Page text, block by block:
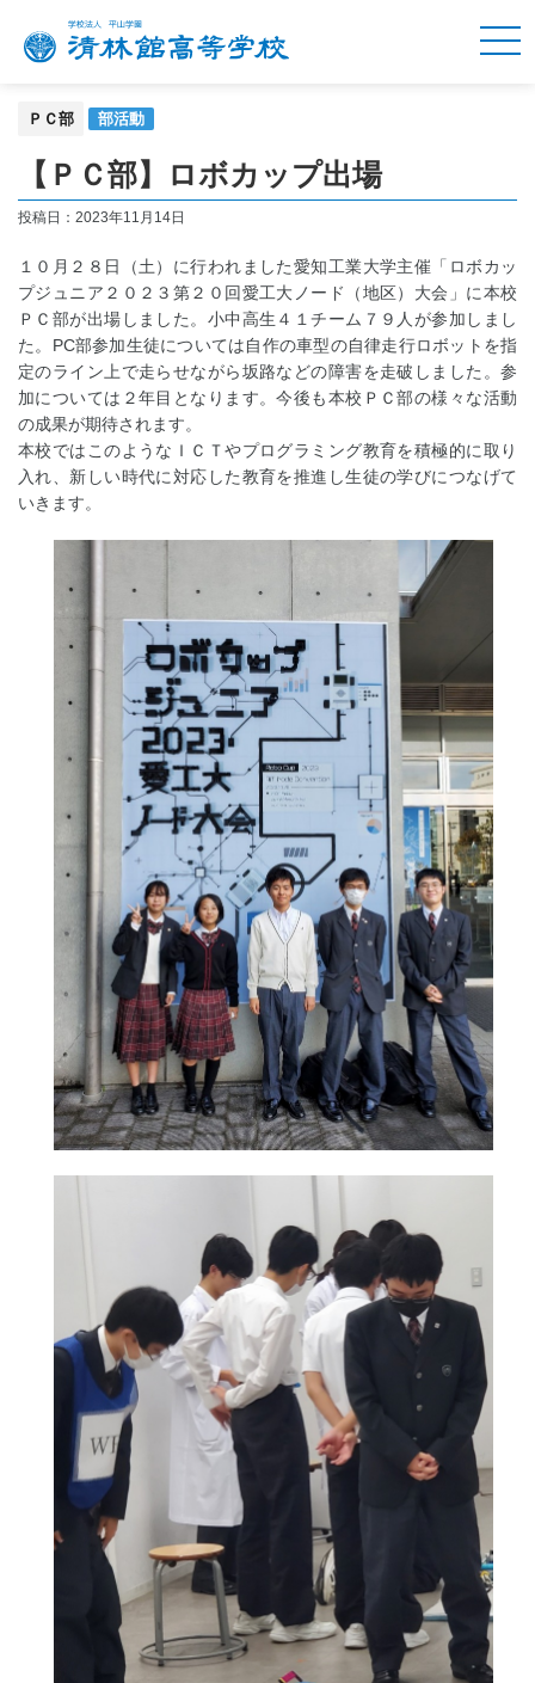
ＰＣ部 部活動
【ＰＣ部】ロボカップ出場
投稿日： 2023年11月14日
１０月２８日（土）に行われました愛知工業大学主催「ロボカッ
プジュニア２０２３第２０回愛工大ノード（地区）大会」に本校
ＰＣ部が出場しました。小中高生４１チーム７９人が参加しまし
た。PC部参加生徒については自作の車型の自律走行ロボットを指
定のライン上で走らせながら坂路などの障害を走破しました。参
加については２年目となります。今後も本校ＰＣ部の様々な活動
の成果が期待されます。
本校ではこのようなＩＣＴやプログラミング教育を積極的に取り
入れ、新しい時代に対応した教育を推進し生徒の学びにつなげて
いきます。